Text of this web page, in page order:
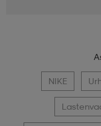
NIKE